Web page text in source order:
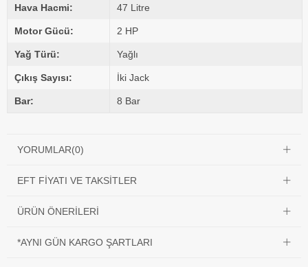
Hava Hacmi: 47 Litre
Motor Gücü: 2 HP
Yağ Türü: Yağlı
Çıkış Sayısı: İki Jack
Bar: 8 Bar
YORUMLAR(0)
EFT FIYATI VE TAKSITLER
ÜRÜN ÖNERILERI
*AYNI GÜN KARGO ŞARTLARI